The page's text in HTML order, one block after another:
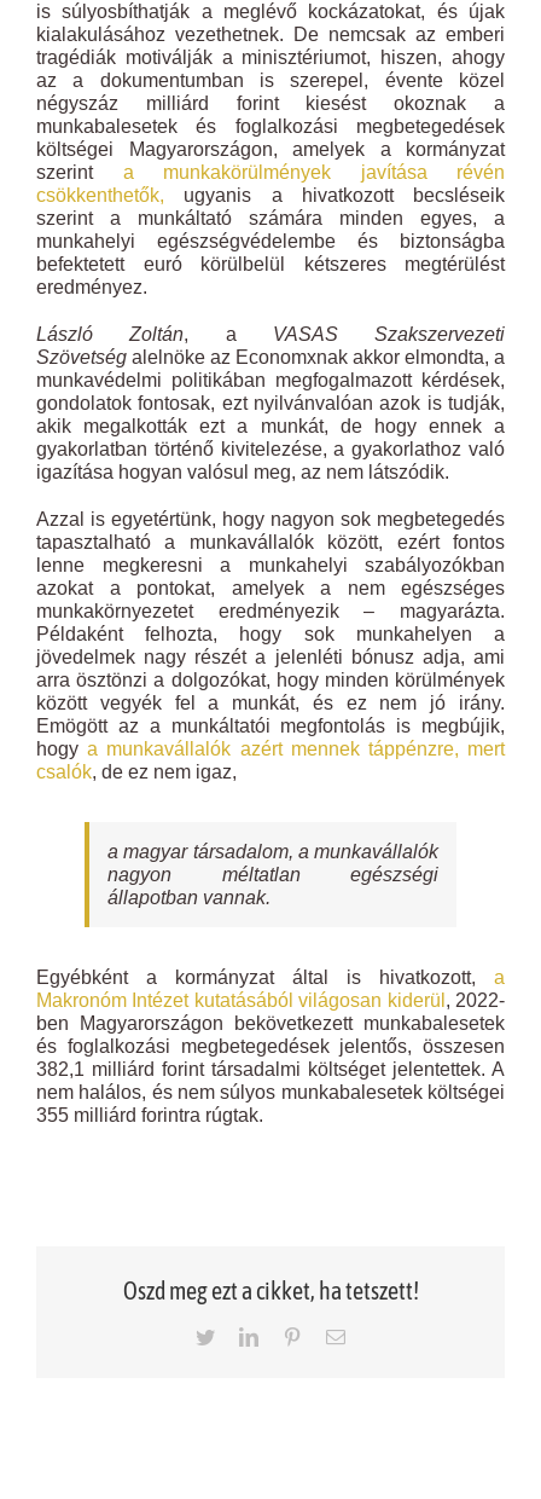
is súlyosbíthatják a meglévő kockázatokat, és újak
kialakulásához vezethetnek. De nemcsak az emberi
tragédiák motiválják a minisztériumot, hiszen, ahogy
az a dokumentumban is szerepel, évente közel
négyszáz milliárd forint kiesést okoznak a
munkabalesetek és foglalkozási megbetegedések
költségei Magyarországon, amelyek a kormányzat
szerint a munkakörülmények javítása révén
csökkenthetők, ugyanis a hivatkozott becsléseik
szerint a munkáltató számára minden egyes, a
munkahelyi egészségvédelembe és biztonságba
befektetett euró körülbelül kétszeres megtérülést
eredményez.
László Zoltán, a VASAS Szakszervezeti
Szövetség alelnöke az Economxnak akkor elmondta, a
munkavédelmi politikában megfogalmazott kérdések,
gondolatok fontosak, ezt nyilvánvalóan azok is tudják,
akik megalkották ezt a munkát, de hogy ennek a
gyakorlatban történő kivitelezése, a gyakorlathoz való
igazítása hogyan valósul meg, az nem látszódik.
Azzal is egyetértünk, hogy nagyon sok megbetegedés
tapasztalható a munkavállalók között, ezért fontos
lenne megkeresni a munkahelyi szabályozókban
azokat a pontokat, amelyek a nem egészséges
munkakörnyezetet eredményezik – magyarázta.
Példaként felhozta, hogy sok munkahelyen a
jövedelmek nagy részét a jelenléti bónusz adja, ami
arra ösztönzi a dolgozókat, hogy minden körülmények
között vegyék fel a munkát, és ez nem jó irány.
Emögött az a munkáltatói megfontolás is megbújik,
hogy a munkavállalók azért mennek táppénzre, mert
csalók, de ez nem igaz,
a magyar társadalom, a munkavállalók
nagyon méltatlan egészségi
állapotban vannak.
Egyébként a kormányzat által is hivatkozott, a
Makronóm Intézet kutatásából világosan kiderül , 2022-
ben Magyarországon bekövetkezett munkabalesetek
és foglalkozási megbetegedések jelentős, összesen
382,1 milliárd forint társadalmi költséget jelentettek. A
nem halálos, és nem súlyos munkabalesetek költségei
355 milliárd forintra rúgtak.
Oszd meg ezt a cikket, ha tetszett!
TwitterLinkedInPinterestEmail